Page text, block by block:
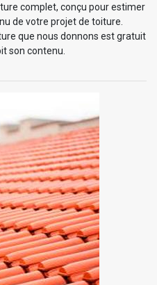
complet, conçu pour estimer
de votre projet de toiture.
que nous donnons est gratuit
son contenu.